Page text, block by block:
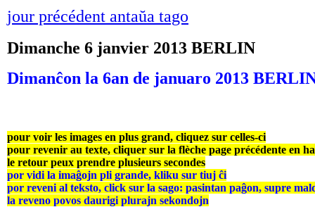
jour précédent antaŭa tago
Dimanche 6 janvier 2013 BERLIN
Dimanĉon la 6an de januaro 2013
pour voir les images en plus grand, cliquez sur celles-ci
pour revenir au texte, cliquer sur la flèche page précédente en
le retour peux prendre plusieurs secondes
por vidi la imaĝojn pli grande, kliku sur tiuj ĉi
por reveni al teksto, click sur la sago: pasintan paĝon, supre
la reveno povos daurigi plurajn sekondojn